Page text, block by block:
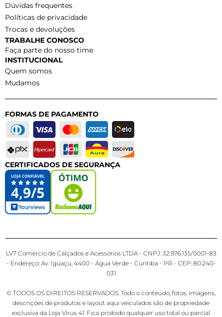
Dúvidas frequentes
Políticas de privacidade
Trocas e devoluções
TRABALHE CONOSCO
Faça parte do nosso time
INSTITUCIONAL
Quem somos
Mudamos
FORMAS DE PAGAMENTO
CERTIFICADOS DE SEGURANÇA
LV7 Comercio de Calçados e Acessórios LTDA - CNPJ: 32.976.135/0001-83
- Endereço: Av. Iguaçu, 4400 - Água Verde - Curitiba - PR - CEP: 80.240-
031
© TODOS OS DIREITOS RESERVADOS. Todo o conteúdo, fotos, imagens,
descrições de produtos e layout aqui veiculados são de propriedade
exclusiva da Loja Virus 41. Fica proibido qualquer uso total ou parcial